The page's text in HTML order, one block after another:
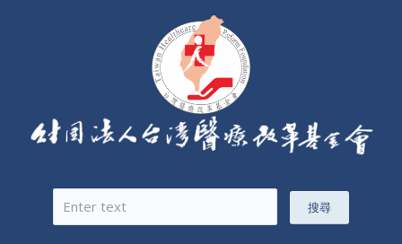
搜尋表單
搜尋